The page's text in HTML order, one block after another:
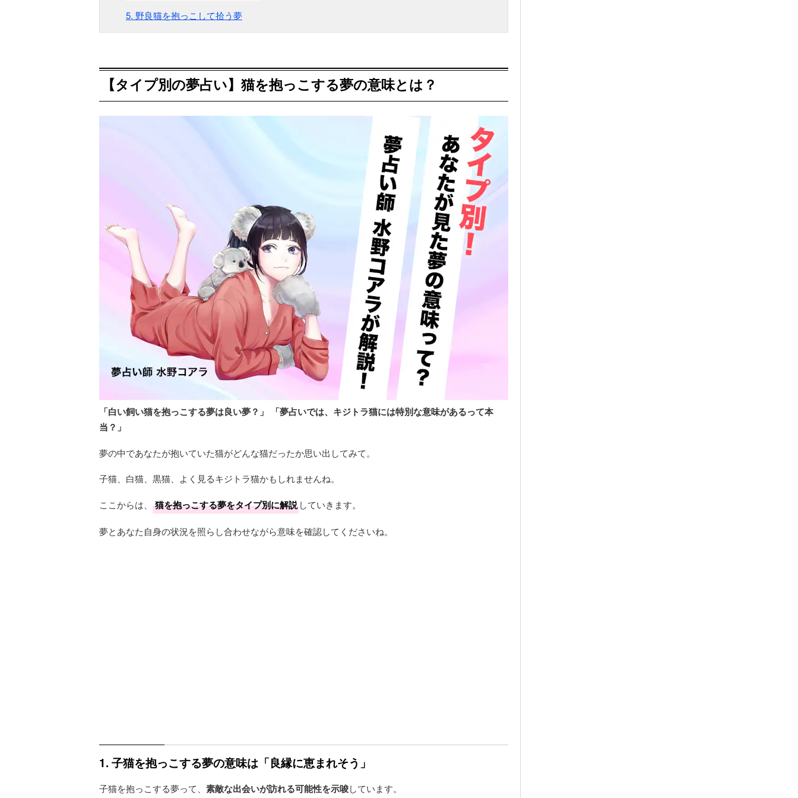
5. 野良猫を抱っこして拾う夢
【タイプ別の夢占い】猫を抱っこする夢の意味とは？
「白い飼い猫を抱っこする夢は良い夢？」
「夢占いでは、キジトラ猫には特別な意味があるって本
当？」
夢の中であなたが抱いていた猫がどんな猫だったか思い出してみて。
子猫、白猫、黒猫、よく見るキジトラ猫かもしれませんね。
ここからは、 猫を抱っこする夢をタイプ別に解説 していきます。
夢とあなた自身の状況を照らし合わせながら意味を確認してくださいね。
1. 子猫を抱っこする夢の意味は「良縁に恵まれそう」
子猫を抱っこする夢って、 素敵な出会いが訪れる可能性を示唆しています。